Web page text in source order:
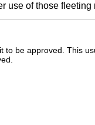
use of those fleeting
to be approved. This